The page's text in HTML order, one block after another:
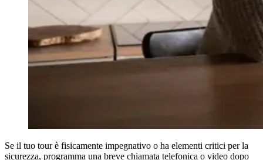
Se il tuo tour è fisicamente impegnativo o ha elementi critici per la
sicurezza, programma una breve chiamata telefonica o video dopo